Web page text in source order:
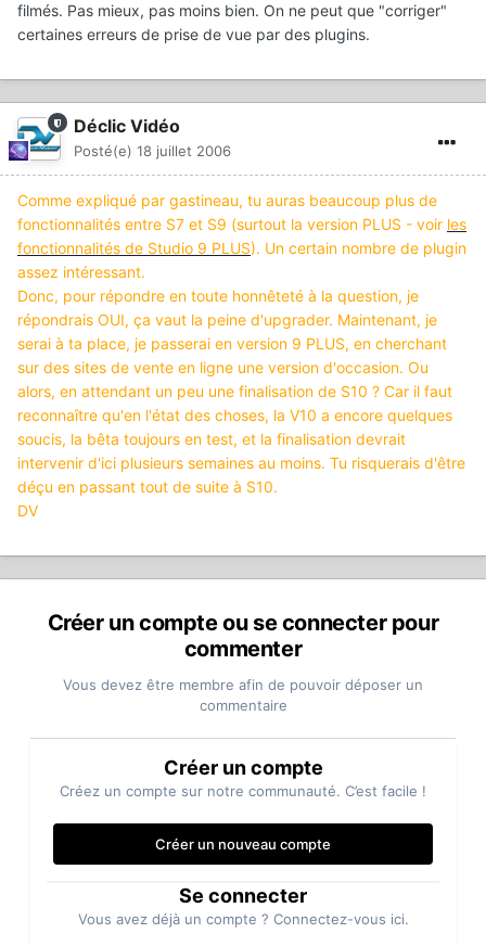
filmés. Pas mieux, pas moins bien. On ne peut que "corriger"
certaines erreurs de prise de vue par des plugins.
Déclic Vidéo
Posté(e) 18 juillet 2006
Comme expliqué par gastineau, tu auras beaucoup plus de
fonctionnalités entre S7 et S9 (surtout la version PLUS - voir les
fonctionnalités de Studio 9 PLUS). Un certain nombre de plugin
assez intéressant.
Donc, pour répondre en toute honnêteté à la question, je
répondrais OUI, ça vaut la peine d'upgrader. Maintenant, je
serai à ta place, je passerai en version 9 PLUS, en cherchant
sur des sites de vente en ligne une version d'occasion. Ou
alors, en attendant un peu une finalisation de S10 ? Car il faut
reconnaître qu'en l'état des choses, la V10 a encore quelques
soucis, la bêta toujours en test, et la finalisation devrait
intervenir d'ici plusieurs semaines au moins. Tu risquerais d'être
déçu en passant tout de suite à S10.
DV
Créer un compte ou se connecter pour
commenter
Vous devez être membre afin de pouvoir déposer un
commentaire
Créer un compte
Créez un compte sur notre communauté. C’est facile !
Créer un nouveau compte
Se connecter
Vous avez déjà un compte ? Connectez-vous ici.